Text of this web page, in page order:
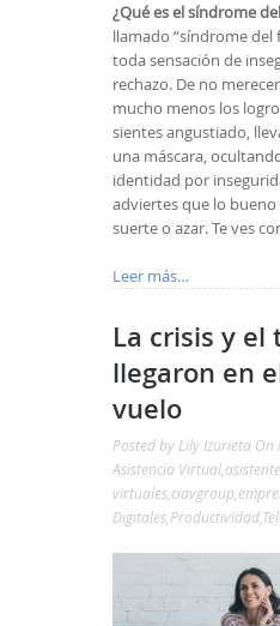
¿Qué es el síndrome
llamado “síndrome del
toda sensación de
rechazo. De no
mucho menos los
sientes angustiado,
una máscara,
identidad por
adviertes que lo
suerte o azar. Te ves
Leer más…
La crisis y
llegaron en
vuelo
Posted by Lily Izurieta On
Asistencia Virtual
virtuales ciavgroup
Digitales Productividad